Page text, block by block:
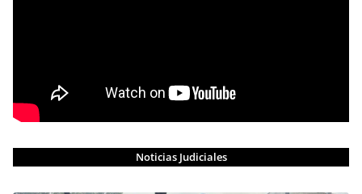
Noticias Judiciales